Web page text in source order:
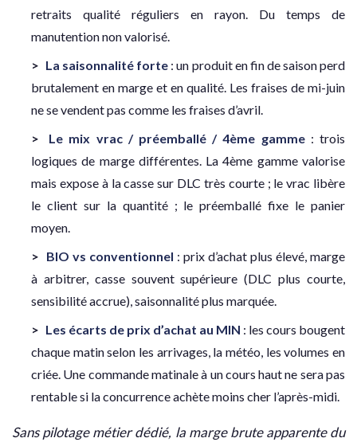
retraits qualité réguliers en rayon. Du temps de
manutention non valorisé.
La saisonnalité forte : un produit en fin de saison perd
brutalement en marge et en qualité. Les fraises de mi-juin
ne se vendent pas comme les fraises d’avril.
Le mix vrac / préemballé / 4ème gamme: trois
logiques de marge différentes. La 4ème gamme valorise
mais expose à la casse sur DLC très courte ; le vrac libère
le client sur la quantité ; le préemballé fixe le panier
moyen.
BIO vs conventionnel : prix d’achat plus élevé, marge
à arbitrer, casse souvent supérieure (DLC plus courte,
sensibilité accrue), saisonnalité plus marquée.
Les écarts de prix d’achat au MIN : les cours bougent
chaque matin selon les arrivages, la météo, les volumes en
criée. Une commande matinale à un cours haut ne sera pas
rentable si la concurrence achète moins cher l’après-midi.
Sans pilotage métier dédié, la marge brute apparente du